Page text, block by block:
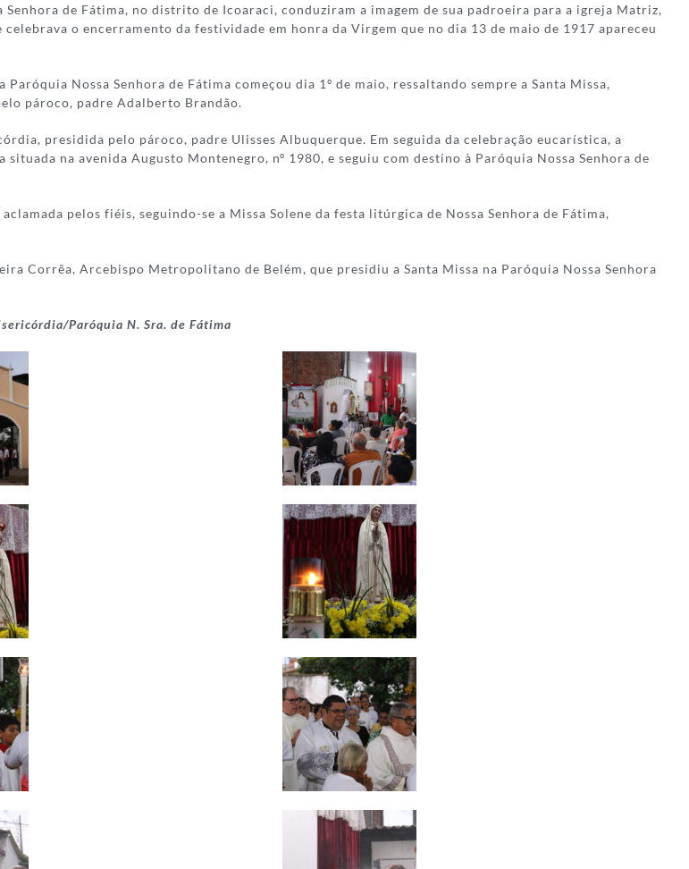
de Fátima, no distrito de Icoaraci, conduziram a imagem de sua padroeira para a igreja Matriz,
o encerramento da festividade em honra da Virgem que no dia 13 de maio de 1917 apareceu
Nossa Senhora de Fátima começou dia 1º de maio, ressaltando sempre a Santa Missa,
pároco, padre Adalberto Brandão.
presidida pelo pároco, padre Ulisses Albuquerque. Em seguida da celebração eucarística, a
na avenida Augusto Montenegro, nº 1980, e seguiu com destino à Paróquia Nossa Senhora de
pelos fiéis, seguindo-se a Missa Solene da festa litúrgica de Nossa Senhora de Fátima,
Corrêa, Arcebispo Metropolitano de Belém, que presidiu a Santa Missa na Paróquia Nossa Senhora
Paróquia N. Sra. de Fátima